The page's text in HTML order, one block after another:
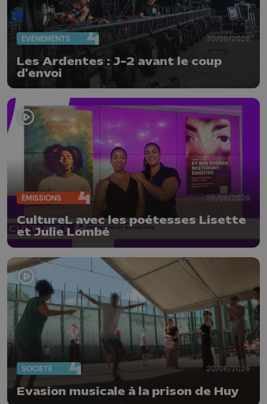
EVÈNEMENTS 30/06/2026
Les Ardentes : J-2 avant le coup
d'envoi
ÉMISSIONS 26/06/2026
CultureL avec les poétesses Lisette
et Julie Lombé
SOCIÉTÉ 20/06/2026
Evasion musicale à la prison de Huy